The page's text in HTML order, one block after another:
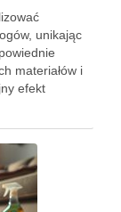
unikając
materiałów i
efekt
nie tylko w